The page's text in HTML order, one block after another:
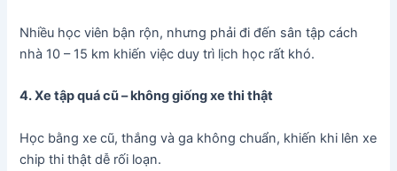
Nhiều học viên bận rộn, nhưng phải đi đến sân tập cách
nhà 10 – 15 km khiến việc duy trì lịch học rất khó.
4. Xe tập quá cũ – không giống xe thi thật
Học bằng xe cũ, thắng và ga không chuẩn, khiến khi lên xe
chip thi thật dễ rối loạn.